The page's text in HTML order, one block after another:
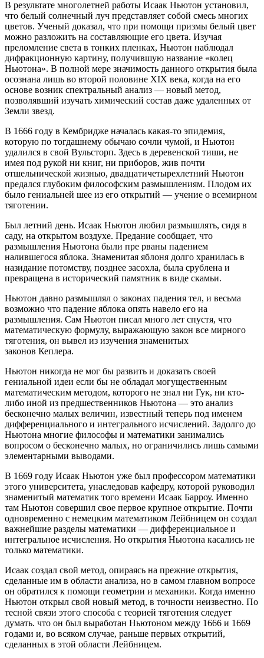
В результате многолетней работы Исаак Ньютон установил,
что белый солнечный луч представляет собой смесь многих
цветов. Ученый доказал, что при помощи призмы белый цвет
можно разложить на составляющие его цвета. Изучая
преломление света в тонких пленках, Ньютон наблюдал
дифракционную картину, получившую название «колец
Ньютона». В полной мере значимость данного открытия была
осознана лишь во второй половине XIX века, когда на его
основе возник спектральный анализ — новый метод,
позволявший изучать химический состав даже удаленных от
Земли звезд.
В 1666 году в Кембридже началась какая-то эпидемия,
которую по тогдашнему обычаю сочли чумой, и Ньютон
удалился в свой Вульсторп. Здесь в деревенской тиши, не
имея под рукой ни книг, ни приборов, жив почти
отшельнической жизнью, двадцатичетырехлетний Ньютон
предался глубоким философским размышлениям. Плодом их
было гениальней шее из его открытий — учение о всемирном
тяготении.
Был летний день. Исаак Ньютон любил размышлять, сидя в
саду, на открытом воздухе. Предание сообщает, что
размышления Ньютона были пре рваны падением
налившегося яблока. Знаменитая яблоня долго хранилась в
назидание потомству, позднее засохла, была срублена и
превращена в исторический памятник в виде скамьи.
Ньютон давно размышлял о законах падения тел, и весьма
возможно что падение яблока опять навело его на
размышления. Сам Ньютон писал много лет спустя, что
математическую формулу, выражающую закон все мирного
тяготения, он вывел из изучения знаменитых
законов Кеплера.
Ньютон никогда не мог бы развить и доказать своей
гениальной идеи если бы не обладал могущественным
математическим методом, которого не знал ни Гук, ни кто-
либо иной из предшественников Ньютона — это анализ
бесконечно малых величин, известный теперь под именем
дифференциального и интегрального исчислений. Задолго до
Ньютона многие философы и математики занимались
вопросом о бесконечно малых, но ограничились лишь самыми
элементарными выводами.
В 1669 году Исаак Ньютон уже был профессором математики
этого университета, унаследовав кафедру, которой руководил
знаменитый математик того времени Исаак Барроу. Именно
там Ньютон совершил свое первое крупное открытие. Почти
одновременно с немецким математиком Лейбницем он создал
важнейшие разделы математики — дифференциальное и
интегральное исчисления. Но открытия Ньютона касались не
только математики.
Исаак создал свой метод, опираясь на прежние открытия,
сделанные им в области анализа, но в самом главном вопросе
он обратился к помощи геометрии и механики. Когда именно
Ньютон открыл свой новый метод, в точности неизвестно. По
тесной связи этого способа с теорией тяготения следует
думать. что он был выработан Ньютоном между 1666 и 1669
годами и, во всяком случае, раньше первых открытий,
сделанных в этой области Лейбницем.